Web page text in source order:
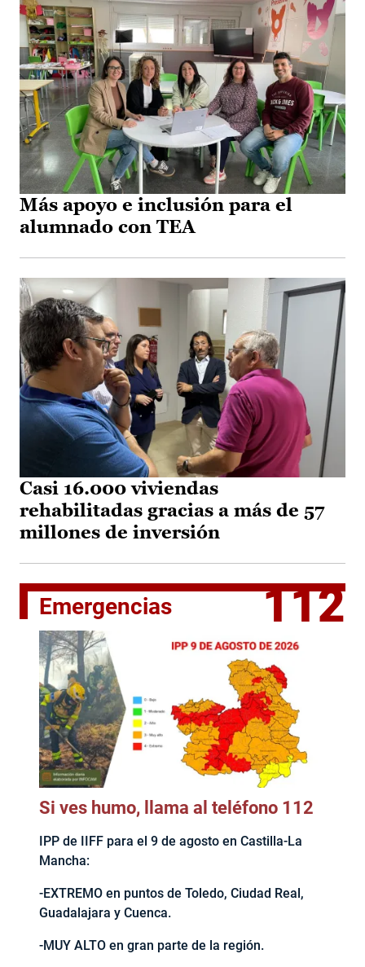
Más apoyo e inclusión para el
alumnado con TEA
Casi 16.000 viviendas
rehabilitadas gracias a más de 57
millones de inversión
Emergencias 112
Si ves humo, llama al teléfono 112
IPP de IIFF para el 9 de agosto en Castilla-La
Mancha:
-EXTREMO en puntos de Toledo, Ciudad Real,
Guadalajara y Cuenca.
-MUY ALTO en gran parte de la región.